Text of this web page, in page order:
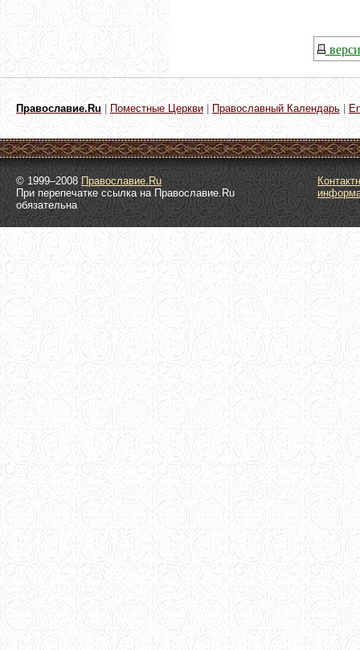
Православие.Ru Поместные Церкви Православный Календарь
© 1999–2008 Православие.Ru
При перепечатке ссылка на Православие.Ru
обязательна